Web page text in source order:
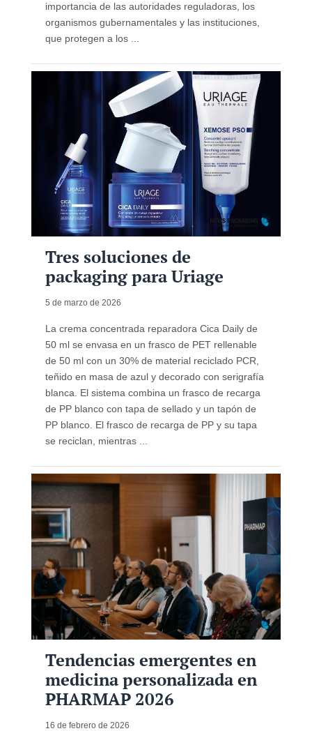
importancia de las autoridades reguladoras, los
organismos gubernamentales y las instituciones,
que protegen a los ...
Tres soluciones de
packaging para Uriage
5 de marzo de 2026
La crema concentrada reparadora Cica Daily de
50 ml se envasa en un frasco de PET rellenable
de 50 ml con un 30% de material reciclado PCR,
teñido en masa de azul y decorado con serigrafía
blanca. El sistema combina un frasco de recarga
de PP blanco con tapa de sellado y un tapón de
PP blanco. El frasco de recarga de PP y su tapa
se reciclan, mientras ...
Tendencias emergentes en
medicina personalizada en
PHARMAP 2026
16 de febrero de 2026